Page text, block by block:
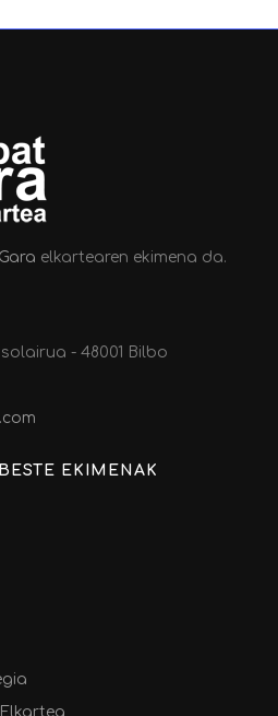
elkartearen ekimena da.
solairua - 48001 Bilbo
EKIMENAK